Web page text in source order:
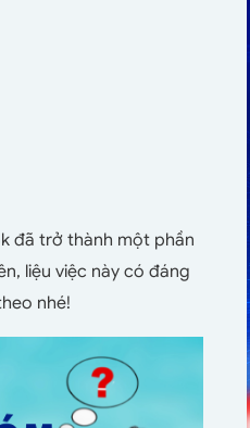
đã trở thành một phần
liệu việc này có đáng
nhé!